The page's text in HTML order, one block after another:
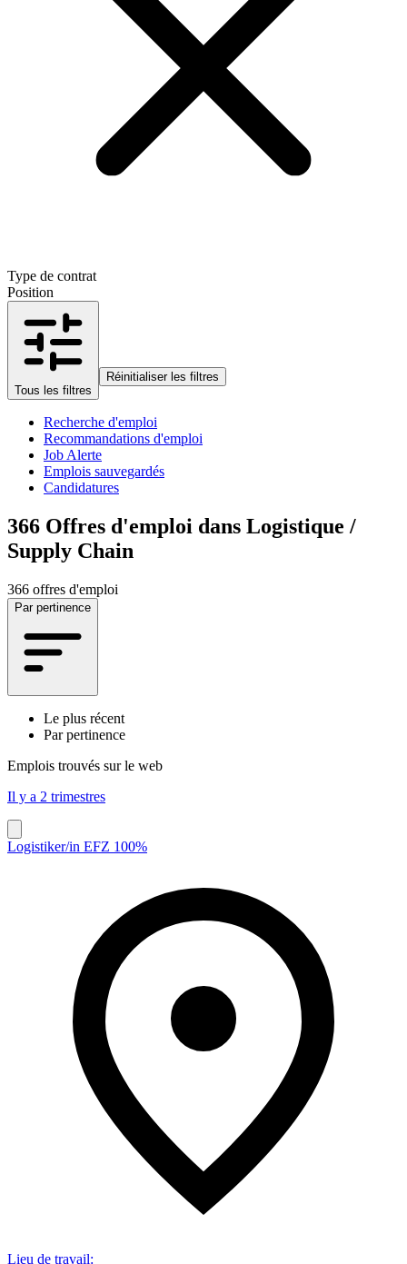
Type de contrat
Position
Tous les filtres
Réinitialiser les filtres
Recherche d'emploi
Recommandations d'emploi
Job Alerte
Emplois sauvegardés
Candidatures
366 Offres d'emploi dans Logistique /
Supply Chain
366 offres d'emploi
Par pertinence
Le plus récent
Par pertinence
Emplois trouvés sur le web
Il y a 2 trimestres
Logistiker/in EFZ 100%
Lieu de travail: